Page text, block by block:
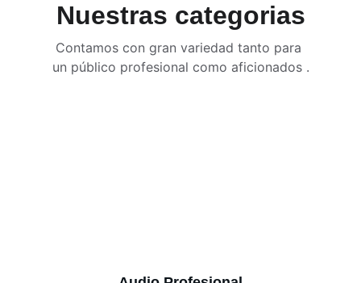
Nuestras categorias
Contamos con gran variedad tanto para
un público profesional como aficionados .